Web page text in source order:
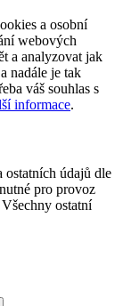
a osobní
webových
a analyzovat jak
nadále je tak
váš souhlas s
informace.
ostatních údajů dle
pro provoz
ostatní